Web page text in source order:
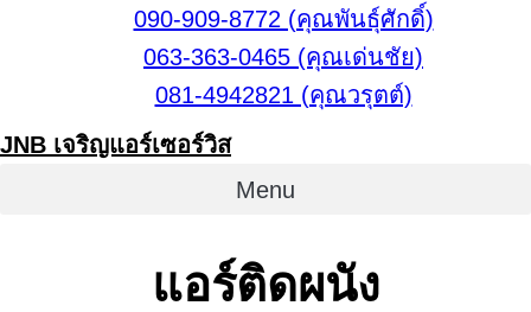
090-909-8772 (คุณพันธุ์ศักดิ์)
063-363-0465 (คุณเด่นชัย)
081-4942821 (คุณวรุตต์)
JNB เจริญแอร์เซอร์วิส
Menu
แอร์ติดผนัง